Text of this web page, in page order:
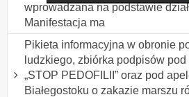
wprowadzana na podstawie
Manifestacja ma
Pikieta informacyjna w obronie
ludzkiego, zbiórka podpisów
„STOP PEDOFILII” oraz pod
Białegostoku o zakazie marszu